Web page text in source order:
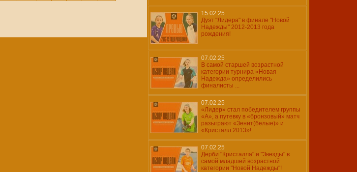
15.02.25
Дуэт "Лидера" в финале "Новой
Надежды" 2012-2013 года
рождения!
07.02.25
В самой старшей возрастной
категории турнира «Новая
Надежда» определились
финалисты ...
07.02.25
«Лидер» стал победителем группы
«А», а путевку в «бронзовый» матч
разыграют «Зенит(белые)» и
«Кристалл 2013»!
07.02.25
Дерби "Кристалла" и "Звезды" в
самой младшей возрастной
категории "Новой Надежды"!